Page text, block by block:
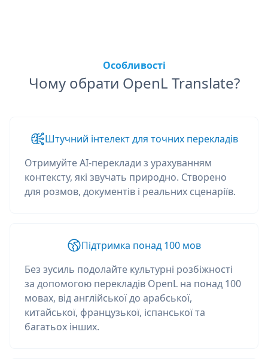
Особливості
Чому обрати OpenL Translate?
Штучний інтелект для точних перекладів
Отримуйте AI-переклади з урахуванням
контексту, які звучать природно. Створено
для розмов, документів і реальних сценаріїв.
Підтримка понад 100 мов
Без зусиль подолайте культурні розбіжності
за допомогою перекладів OpenL на понад 100
мовах, від англійської до арабської,
китайської, французької, іспанської та
багатьох інших.